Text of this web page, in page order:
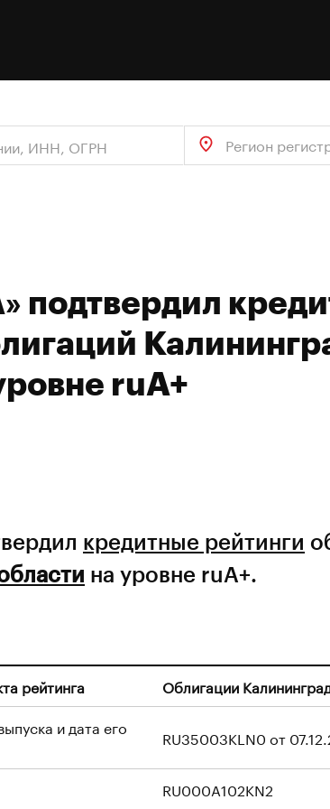
Регион
подтвердил
ruA+
кредитные рейтинги
на уровне ruA+.
рейтинга
Облигации
и дата его
RU35003KLN0 от
RU000A102KN2